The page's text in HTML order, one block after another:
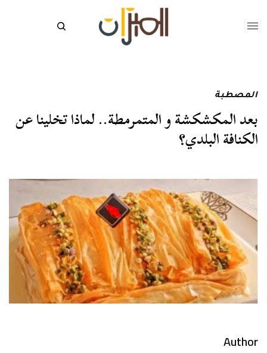
المصطبة
بعد المكشكشة و المتمرمطة.. لماذا تخلينا عن
الكنافة البلدي؟
Author